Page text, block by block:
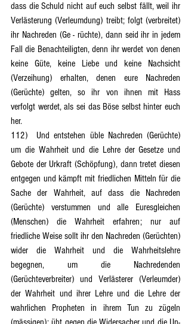
dass die Schuld nicht auf euch selbst fällt, weil ihr
Verlästerung (Verleumdung) treibt; folgt (verbreitet)
ihr Nachreden (Ge - rüchte), dann seid ihr in jedem
Fall die Benachteiligten, denn ihr werdet von denen
keine Güte, keine Liebe und keine Nachsicht
(Verzeihung) erhalten, denen eure Nachreden
(Gerüchte) gelten, so ihr von ihnen mit Hass
verfolgt werdet, als sei das Böse selbst hinter euch
her.
112)	Und entstehen üble Nachreden (Gerüchte)
um die Wahrheit und die Lehre der Gesetze und
Gebote der Urkraft (Schöpfung), dann tretet diesen
entgegen und kämpft mit friedlichen Mitteln für die
Sache der Wahrheit, auf dass die Nachreden
(Gerüchte) verstummen und alle Euresgleichen
(Menschen) die Wahrheit erfahren; nur auf
friedliche Weise sollt ihr den Nachreden (Gerüchten)
wider die Wahrheit und die Wahrheitslehre
begegnen, um die Nachredenden
(Gerüchteverbreiter) und Verlästerer (Verleumder)
der Wahrheit und ihrer Lehre und die Lehre der
wahrlichen Propheten in ihrem Tun zu zügeln